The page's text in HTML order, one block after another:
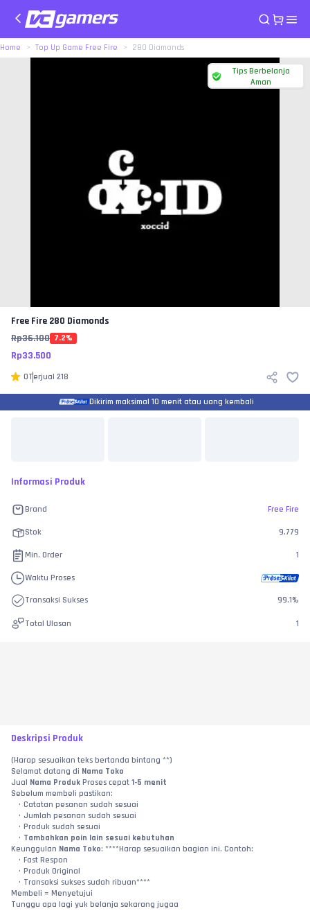
Home Top Up Game Free Fire 280 Diamonds
Tips Berbelanja
Aman
Free Fire 280 Diamonds
Rp36.100 7.2%
Rp33.500
0Terjual 218
Dikirim maksimal 10 menit atau uang kembali
Informasi Produk
Brand Free Fire
Stok 9.779
Min. Order 1
Waktu Proses
Transaksi Sukses 99.1%
Total Ulasan 1
Deskripsi Produk
(Harap sesuaikan teks bertanda bintang **)
Selamat datang di Nama Toko
Jual Nama Produk Proses cepat 1-5 menit
Sebelum membeli pastikan:
Catatan pesanan sudah sesuai
Jumlah pesanan sudah sesuai
Produk sudah sesuai
Tambahkan poin lain sesuai kebutuhan
Keunggulan Nama Toko: ****Harap sesuaikan bagian ini. Contoh:
Fast Respon
Produk Original
Transaksi sukses sudah ribuan****
Membeli = Menyetujui
Tunggu apa lagi yuk belanja sekarang jugaa